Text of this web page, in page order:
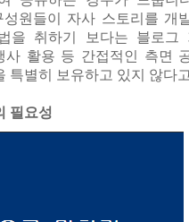
원들이 자사 스토리를 개
을 취하기 보다는 블로그
사 활용 등 간접적인 측면
특별히 보유하고 있지 않다
필요성